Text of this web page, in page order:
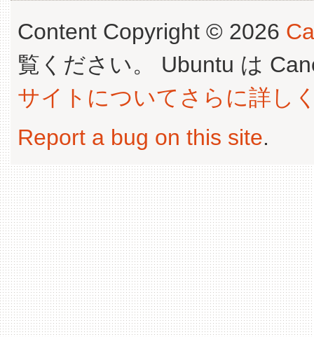
Content Copyright © 2026
覧ください。 Ubuntu は
サイトについてさらに詳し
Report a bug on this site.